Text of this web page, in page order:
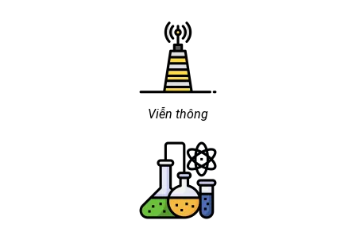
Viễn thông